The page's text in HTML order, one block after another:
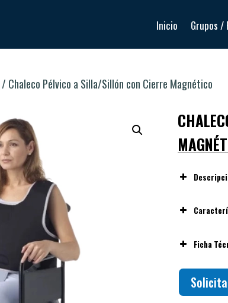
Inicio Grupos /
/ Chaleco Pélvico a Silla/Sillón con Cierre Magnético
Ficha
Ver ficha